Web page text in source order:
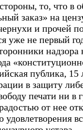
то, что в
заказ» на
и прочей
уже не первый
публика, 15
в защиту
печати ни в
от нее
удовлетворения